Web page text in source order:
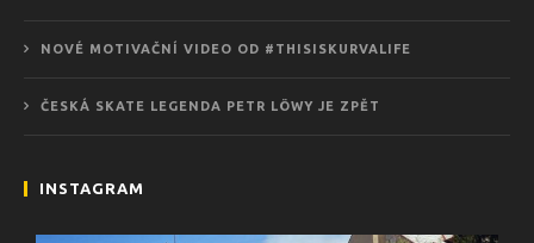
NOVÉ MOTIVAČNÍ VIDEO OD #THISISKURVALIFE
ČESKÁ SKATE LEGENDA PETR LÖWY JE ZPĚT
INSTAGRAM